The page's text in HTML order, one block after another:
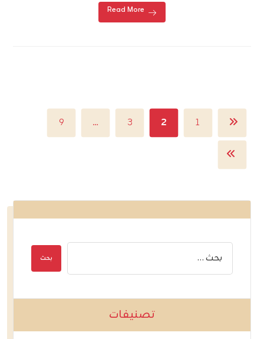
Read More
١ ٢ ٣ … ٩
تصنيفات